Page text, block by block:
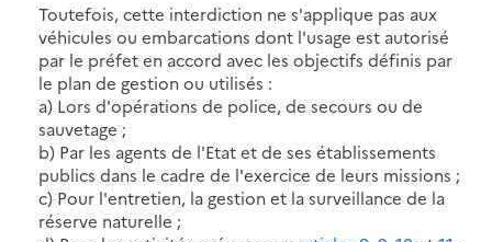
Toutefois, cette interdiction ne s'applique pas aux
véhicules ou embarcations dont l'usage est autorisé
par le préfet en accord avec les objectifs définis par
le plan de gestion ou utilisés :
a) Lors d'opérations de police, de secours ou de
sauvetage ;
b) Par les agents de l'Etat et de ses établissements
publics dans le cadre de l'exercice de leurs missions ;
c) Pour l'entretien, la gestion et la surveillance de la
réserve naturelle ;